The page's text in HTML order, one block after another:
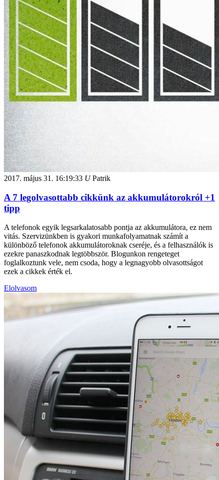
2017. május 31. 16:19:33 UPatrik
A 7 legolvasottabb cikkünk az akkumulátorokról +1
tipp
A telefonok egyik legsarkalatosabb pontja az akkumulátora, ez nem
vitás. Szervizünkben is gyakori munkafolyamatnak számít a
különböző telefonok akkumulátoroknak cseréje, és a felhasználók is
ezekre panaszkodnak legtöbbször. Blogunkon rengeteget
foglalkoztunk vele, nem csoda, hogy a legnagyobb olvasottságot
ezek a cikkek érték el.
Elolvasom